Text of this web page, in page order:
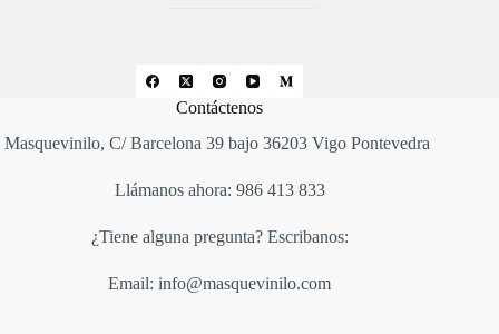
Contáctenos
Masquevinilo, C/ Barcelona 39 bajo 36203 Vigo Pontevedra
Llámanos ahora: 986 413 833
¿Tiene alguna pregunta? Escribanos:
Email: info@masquevinilo.com